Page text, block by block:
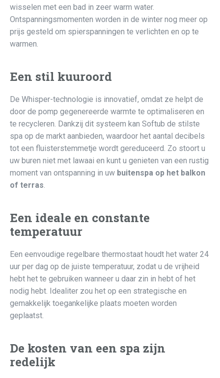
wisselen met een bad in zeer warm water.
Ontspanningsmomenten worden in de winter nog meer op
prijs gesteld om spierspanningen te verlichten en op te
warmen.
Een stil kuuroord
De Whisper-technologie is innovatief, omdat ze helpt de
door de pomp gegenereerde warmte te optimaliseren en
te recycleren. Dankzij dit systeem kan Softub de stilste
spa op de markt aanbieden, waardoor het aantal decibels
tot een fluisterstemmetje wordt gereduceerd. Zo stoort u
uw buren niet met lawaai en kunt u genieten van een rustig
moment van ontspanning in uw buitenspa op het balkon
of terras
Een ideale en constante
temperatuur
Een eenvoudige regelbare thermostaat houdt het water 24
uur per dag op de juiste temperatuur, zodat u de vrijheid
hebt het te gebruiken wanneer u daar zin in hebt of het
nodig hebt. Idealiter zou het op een strategische en
gemakkelijk toegankelijke plaats moeten worden
geplaatst.
De kosten van een spa zijn
redelijk